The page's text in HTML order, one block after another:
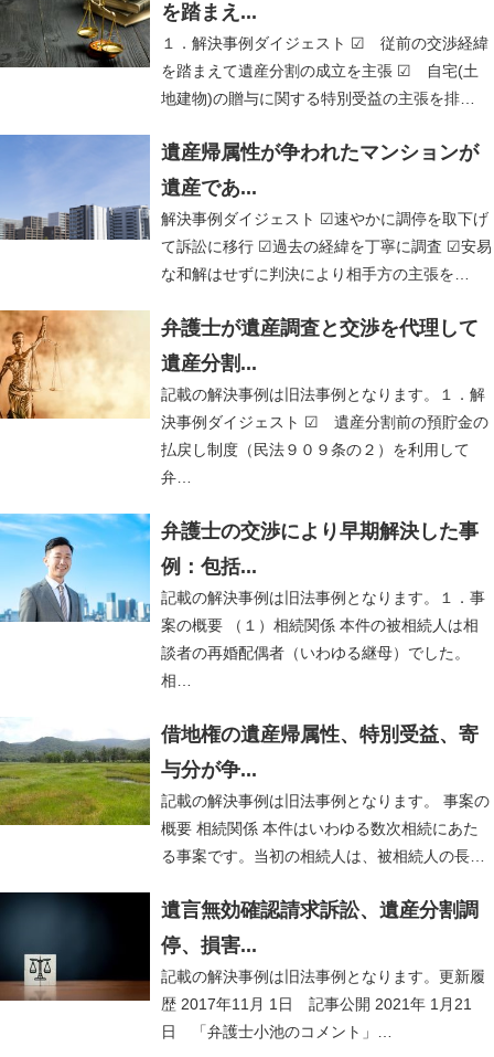
を踏まえ...
１．解決事例ダイジェスト ☑ 従前の交渉経緯
を踏まえて遺産分割の成立を主張 ☑ 自宅(土
地建物)の贈与に関する特別受益の主張を排…
遺産帰属性が争われたマンションが
遺産であ...
解決事例ダイジェスト ☑速やかに調停を取下げ
て訴訟に移行 ☑過去の経緯を丁寧に調査 ☑安易
な和解はせずに判決により相手方の主張を…
弁護士が遺産調査と交渉を代理して
遺産分割...
記載の解決事例は旧法事例となります。１．解
決事例ダイジェスト ☑ 遺産分割前の預貯金の
払戻し制度（民法９０９条の２）を利用して
弁…
弁護士の交渉により早期解決した事
例：包括...
記載の解決事例は旧法事例となります。１．事
案の概要 （１）相続関係 本件の被相続人は相
談者の再婚配偶者（いわゆる継母）でした。
相…
借地権の遺産帰属性、特別受益、寄
与分が争...
記載の解決事例は旧法事例となります。 事案の
概要 相続関係 本件はいわゆる数次相続にあた
る事案です。当初の相続人は、被相続人の長…
遺言無効確認請求訴訟、遺産分割調
停、損害...
記載の解決事例は旧法事例となります。更新履
歴 2017年11月 1日 記事公開 2021年 1月21
日 「弁護士小池のコメント」…